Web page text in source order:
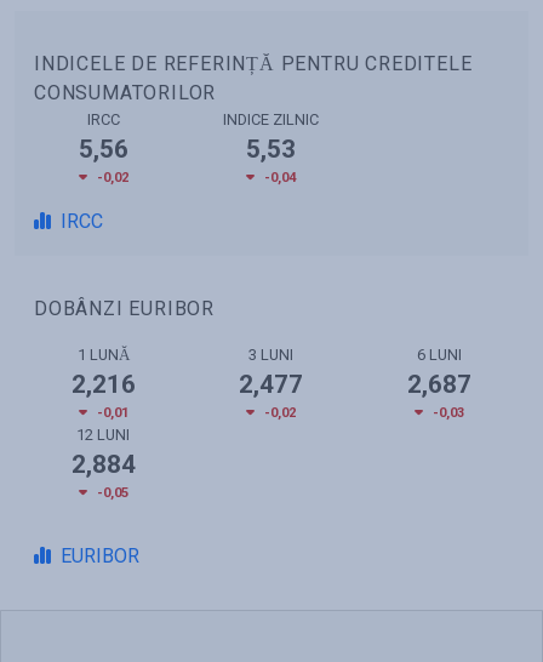
INDICELE DE REFERINȚĂ PENTRU CREDITELE
CONSUMATORILOR
IRCC
5,56
-0,02
INDICE ZILNIC
5,53
-0,04
IRCC
DOBÂNZI EURIBOR
1 LUNĂ
2,216
-0,01
3 LUNI
2,477
-0,02
6 LUNI
2,687
-0,03
12 LUNI
2,884
-0,05
EURIBOR